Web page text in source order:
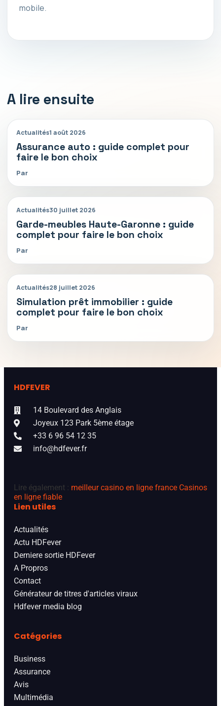
mobile.
A lire ensuite
Actualités1 août 2026
Assurance auto : guide complet pour
faire le bon choix
Par
Actualités30 juillet 2026
Garde-meubles Haute-Garonne : guide
complet pour faire le bon choix
Par
Actualités28 juillet 2026
Simulation prêt immobilier : guide
complet pour faire le bon choix
Par
HDFEVER
14 Boulevard des Anglais
Joyeux 123 Park 5ème étage
+33 6 96 54 12 35
info@hdfever.fr
Lire également : meilleur casino en ligne france Casinos
en ligne fiable
Lien utiles
Actualités
Actu HDFever
Derniere sortie HDFever
A Propros
Contact
Générateur de titres d'articles viraux
Hdfever media blog
Catégories
Business
Assurance
Avis
Multimédia